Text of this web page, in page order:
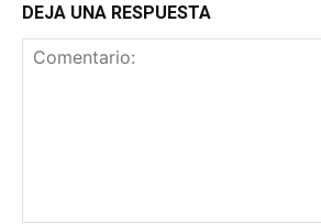
DEJA UNA RESPUESTA